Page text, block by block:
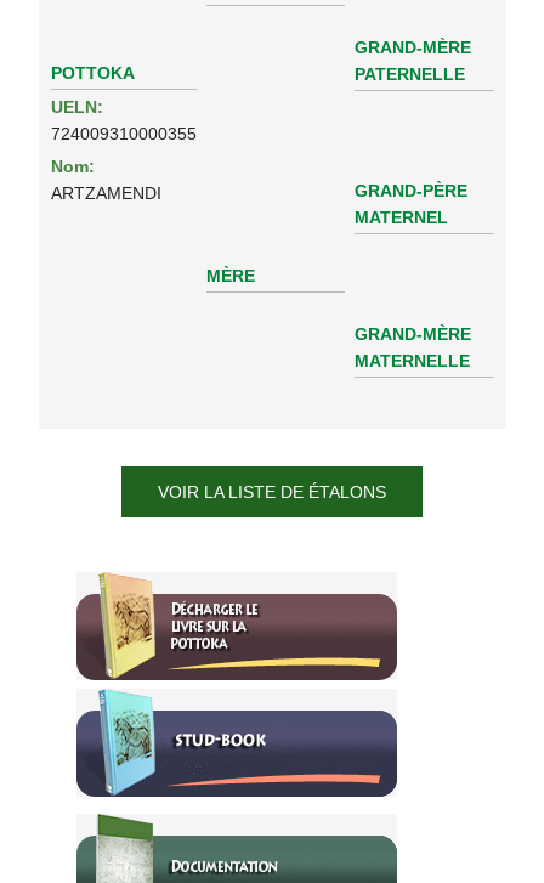
POTTOKA
UELN:
724009310000355
Nom:
ARTZAMENDI
GRAND-MÈRE
PATERNELLE
MÈRE
GRAND-PÈRE
MATERNEL
GRAND-MÈRE
MATERNELLE
VOIR LA LISTE DE ÉTALONS